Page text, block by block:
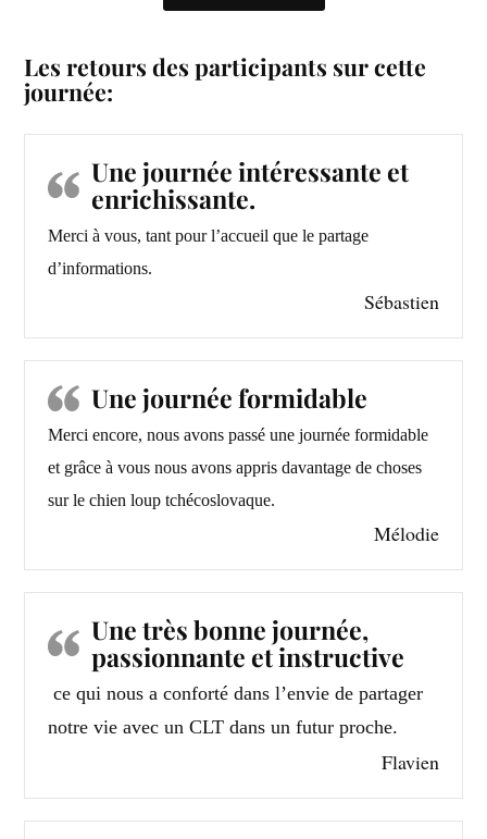
Les retours des participants sur cette
journée:
Une journée intéressante et
enrichissante.
Merci à vous, tant pour l’accueil que le partage
d’informations.
Sébastien
Une journée formidable
Merci encore, nous avons passé une journée formidable
et grâce à vous nous avons appris davantage de choses
sur le chien loup tchécoslovaque.
Mélodie
Une très bonne journée,
passionnante et instructive
ce qui nous a conforté dans l’envie de partager
notre vie avec un CLT dans un futur proche.
Flavien